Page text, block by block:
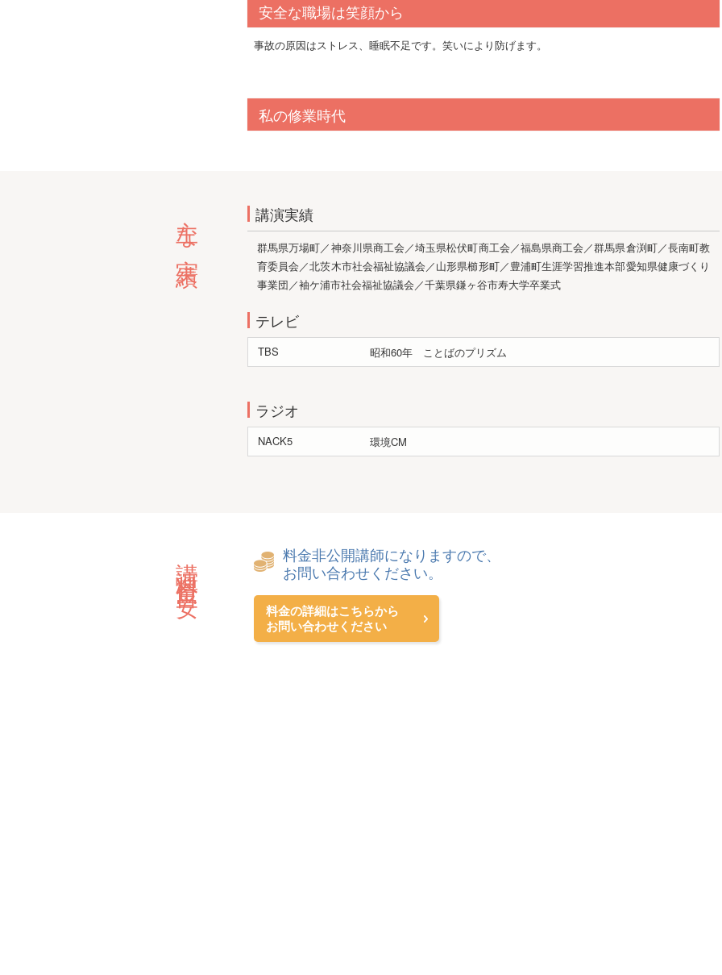
安全な職場は笑顔から
事故の原因はストレス、睡眠不足です。笑いにより防げます。
私の修業時代
主な実績 講演実績
群馬県万場町／神奈川県商工会／埼玉県松伏町商工会／福島県商工会／群馬県倉渕町／長南町教
育委員会／北茨木市社会福祉協議会／山形県櫛形町／豊浦町生涯学習推進本部愛知県健康づくり
事業団／袖ケ浦市社会福祉協議会／千葉県鎌ヶ谷市寿大学卒業式
テレビ
TBS 昭和60年 ことばのプリズム
ラジオ
NACK5 環境CM
講演料金目安
料金非公開講師になりますので、
お問い合わせください。
料金の詳細はこちらから
お問い合わせください